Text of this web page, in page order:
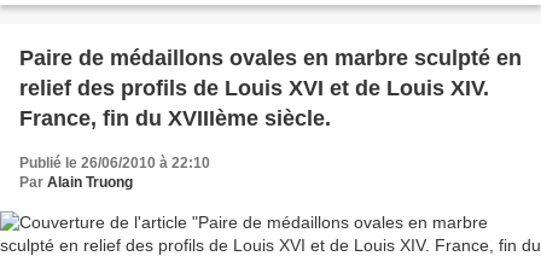
Paire de médaillons ovales en marbre sculpté en
relief des profils de Louis XVI et de Louis XIV.
France, fin du XVIIIème siècle.
Publié le 26/06/2010 à 22:10
Par Alain Truong